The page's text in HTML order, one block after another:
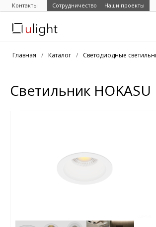
Контакты Сотрудничество Наши проекты
Главная / Каталог / Светодиодные
Светильник